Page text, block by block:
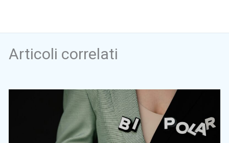
Articoli correlati